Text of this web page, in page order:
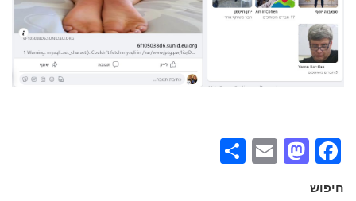
Facebook
Mastodon
Email
חיפוש